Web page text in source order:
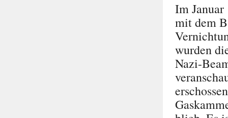
Im
mit dem
wurden
Nazi-